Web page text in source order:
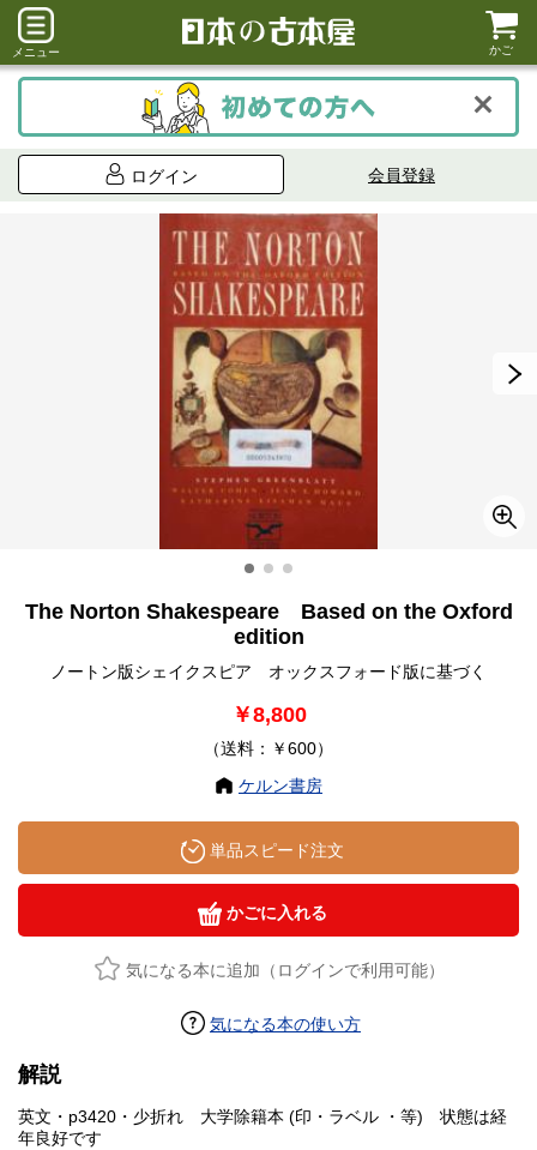
メニュー かご
ログイン 会員登録
The Norton Shakespeare Based on the Oxford
edition
ノートン版シェイクスピア オックスフォード版に基づく
￥8,800
（送料：￥600）
ケルン書房
単品スピード注文
かごに入れる
気になる本に追加（ログインで利用可能）
気になる本の使い方
解説
英文・p3420・少折れ 大学除籍本 (印・ラベル ・等) 状態は経
年良好です